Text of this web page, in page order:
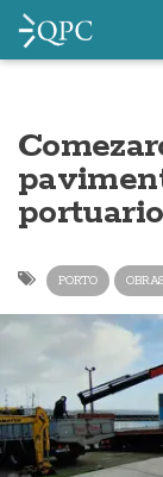
PORTO